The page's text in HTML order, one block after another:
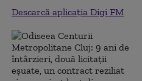
Descarcă aplicația Digi FM